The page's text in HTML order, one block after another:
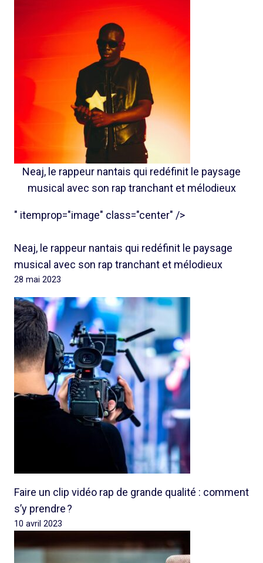
Neaj, le rappeur nantais qui redéfinit le paysage
musical avec son rap tranchant et mélodieux
" itemprop="image" class="center" />
Neaj, le rappeur nantais qui redéfinit le paysage
musical avec son rap tranchant et mélodieux
28 mai 2023
Faire un clip vidéo rap de grande qualité : comment
s’y prendre ?
10 avril 2023